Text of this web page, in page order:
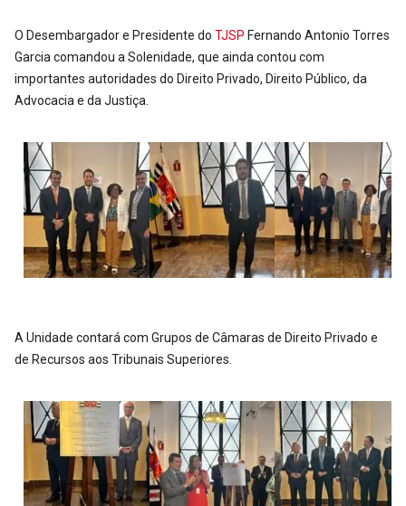
O Desembargador e Presidente do TJSP Fernando Antonio Torres
Garcia comandou a Solenidade, que ainda contou com
importantes autoridades do Direito Privado, Direito Público, da
Advocacia e da Justiça.
A Unidade contará com Grupos de Câmaras de Direito Privado e
de Recursos aos Tribunais Superiores.